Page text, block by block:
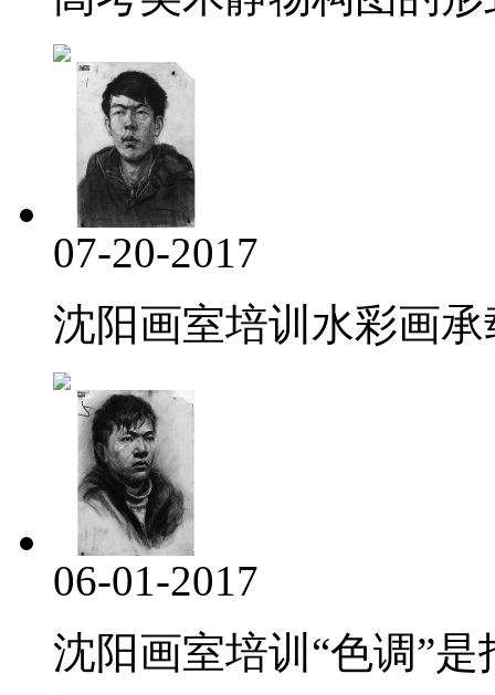
07-20-2017
沈阳画室培训水彩画承
06-01-2017
沈阳画室培训“色调”是